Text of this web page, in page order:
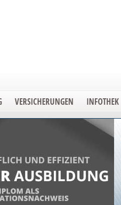
VERSICHERUNGEN INFOTHEK